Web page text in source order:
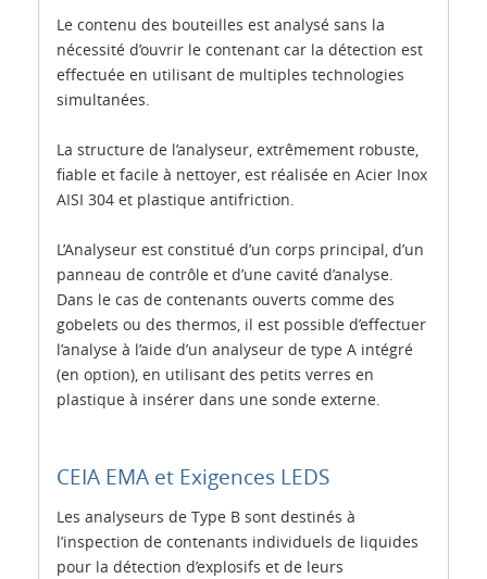
Le contenu des bouteilles est analysé sans la
nécessité d’ouvrir le contenant car la détection est
effectuée en utilisant de multiples technologies
simultanées.
La structure de l’analyseur, extrêmement robuste,
fiable et facile à nettoyer, est réalisée en Acier Inox
AISI 304 et plastique antifriction.
L’Analyseur est constitué d’un corps principal, d’un
panneau de contrôle et d’une cavité d’analyse.
Dans le cas de contenants ouverts comme des
gobelets ou des thermos, il est possible d’effectuer
l’analyse à l’aide d’un analyseur de type A intégré
(en option), en utilisant des petits verres en
plastique à insérer dans une sonde externe.
CEIA EMA et Exigences LEDS
Les analyseurs de Type B sont destinés à
l’inspection de contenants individuels de liquides
pour la détection d’explosifs et de leurs